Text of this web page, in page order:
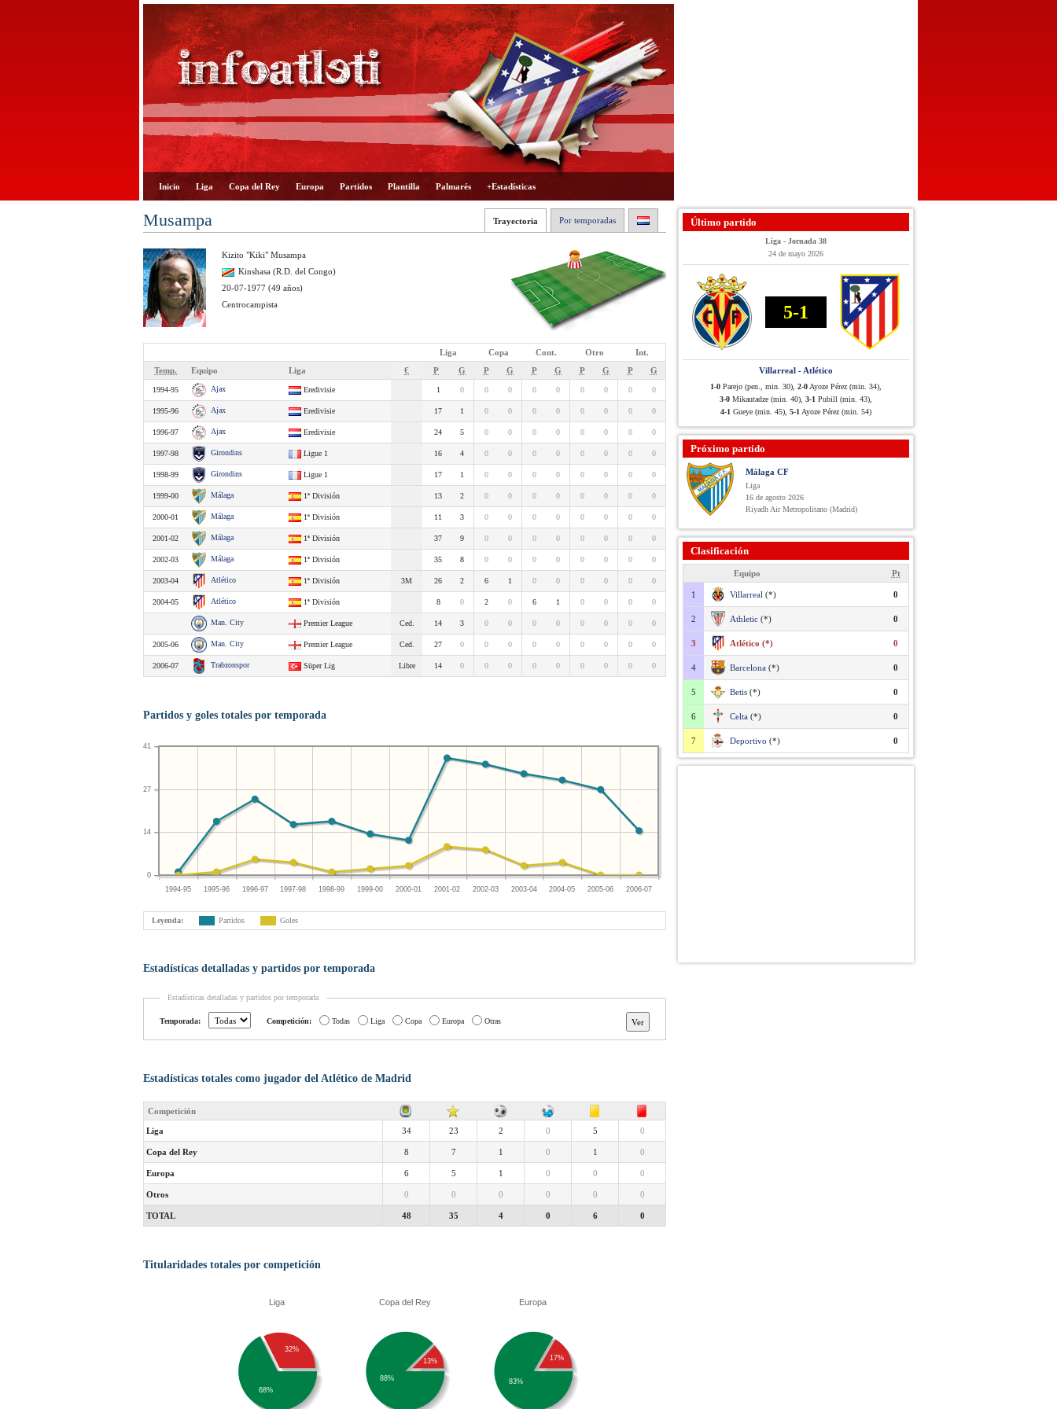
Inicio Liga Copa del Rey Europa Partidos Plantilla Palmarés +Estadísticas
Por temporadas
Trayectoria
Musampa
Kizito "Kiki" Musampa
Kinshasa (R.D. del Congo)
20-07-1977 (49 años)
Centrocampista
Liga Copa Cont. Otro
Int.
Temp.
Equipo Liga € P G P G P G P G P G
1994-95 Ajax Eredivisie 1 0 0 0 0 0 0 0 0 0
1995-96 Ajax Eredivisie 17 1 0 0 0 0 0 0 0 0
1996-97 Ajax Eredivisie 24 5 0 0 0 0 0 0 0 0
1997-98 Girondins Ligue 1 16 4 0 0 0 0 0 0 0 0
1998-99 Girondins Ligue 1 17 1 0 0 0 0 0 0 0 0
1999-00 Málaga 1ª División 13 2 0 0 0 0 0 0 0 0
2000-01 Málaga 1ª División 11 3 0 0 0 0 0 0 0 0
2001-02 Málaga 1ª División 37 9 0 0 0 0 0 0 0 0
2002-03 Málaga 1ª División 35 8 0 0 0 0 0 0 0 0
2003-04 Atlético 1ª División 3M 26 2 6 1 0 0 0 0 0 0
2004-05 Atlético 1ª División 8 0 2 0 6 1 0 0 0 0
Man. City Premier League Ced. 14 3 0 0 0 0 0 0 0 0
2005-06 Man. City Premier League Ced. 27 0 0 0 0 0 0 0 0 0
2006-07 Trabzonspor Süper Lig Libre 14 0 0 0 0 0 0 0 0 0
Partidos y goles totales por temporada
1994-95 1995-96 1996-97 1997-98 1998-99 1999-00 2000-01 2001-02 2002-03 2003-04 2004-05 2005-06 2006-07
0
14
27
41
Leyenda: Partidos Goles
Estadísticas detalladas y partidos por temporada
Estadísticas detalladas y partidos por temporada
Temporada: Competición: Todas Liga Copa Europa Otras
Estadísticas totales como jugador del Atlético de Madrid
Competición
Liga 34 23 2 0 5 0
Copa del Rey 8 7 1 0 1 0
Europa 6 5 1 0 0 0
Otros 0 0 0 0 0 0
TOTAL 48 35 4 0 6 0
Titularidades totales por competición
Liga
68%
32%
Copa del Rey
88%
13%
Europa
83%
17%
Último partido
Liga - Jornada 38
24 de mayo 2026
5-1
Villarreal - Atlético
1-0 Parejo (pen., min. 30), 2-0 Ayoze Pérez (min. 34),
3-0 Mikautadze (min. 40), 3-1 Pubill (min. 43),
4-1 Gueye (min. 45), 5-1 Ayoze Pérez (min. 54)
Próximo partido
Málaga CF
Liga
16 de agosto 2026
Riyadh Air Metropolitano (Madrid)
Clasificación
Equipo Pt
1 Villarreal (*) 0
2 Athletic (*) 0
3 Atlético (*) 0
4 Barcelona (*) 0
5 Betis (*) 0
6 Celta (*) 0
7 Deportivo (*) 0